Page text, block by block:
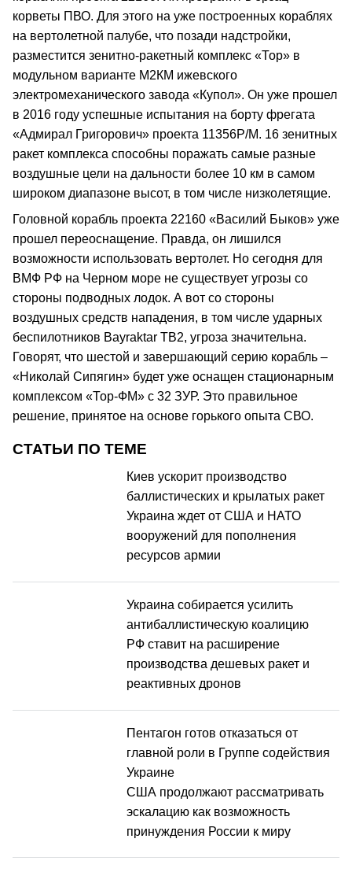
корветы ПВО. Для этого на уже построенных кораблях
на вертолетной палубе, что позади надстройки,
разместится зенитно-ракетный комплекс «Тор» в
модульном варианте М2КМ ижевского
электромеханического завода «Купол». Он уже прошел
в 2016 году успешные испытания на борту фрегата
«Адмирал Григорович» проекта 11356Р/М. 16 зенитных
ракет комплекса способны поражать самые разные
воздушные цели на дальности более 10 км в самом
широком диапазоне высот, в том числе низколетящие.
Головной корабль проекта 22160 «Василий Быков» уже
прошел переоснащение. Правда, он лишился
возможности использовать вертолет. Но сегодня для
ВМФ РФ на Черном море не существует угрозы со
стороны подводных лодок. А вот со стороны
воздушных средств нападения, в том числе ударных
беспилотников Bayraktar TB2, угроза значительна.
Говорят, что шестой и завершающий серию корабль –
«Николай Сипягин» будет уже оснащен стационарным
комплексом «Тор-ФМ» с 32 ЗУР. Это правильное
решение, принятое на основе горького опыта СВО.
СТАТЬИ ПО ТЕМЕ
Киев ускорит производство
баллистических и крылатых ракет
Украина ждет от США и НАТО
вооружений для пополнения
ресурсов армии
Украина собирается усилить
антибаллистическую коалицию
РФ ставит на расширение
производства дешевых ракет и
реактивных дронов
Пентагон готов отказаться от
главной роли в Группе содействия
Украине
США продолжают рассматривать
эскалацию как возможность
принуждения России к миру